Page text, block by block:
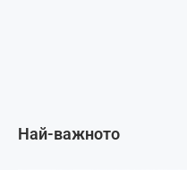
Най-важното